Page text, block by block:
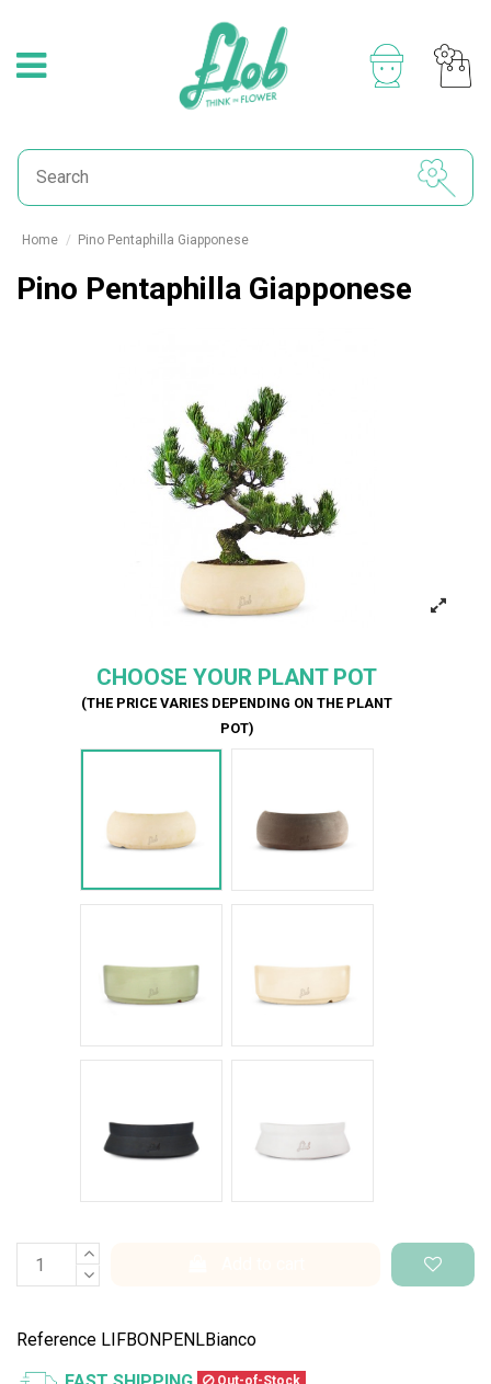
Home Pino Pentaphilla Giapponese
Pino Pentaphilla Giapponese
CHOOSE YOUR PLANT POT
(THE PRICE VARIES DEPENDING ON THE PLANT
POT)
Reference LIFBONPENLBianco